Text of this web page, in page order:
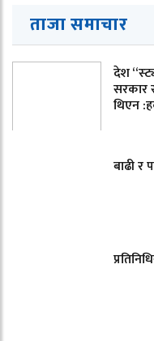
ताजा समाचार
देश
सरकार
थिएन
बाढी र